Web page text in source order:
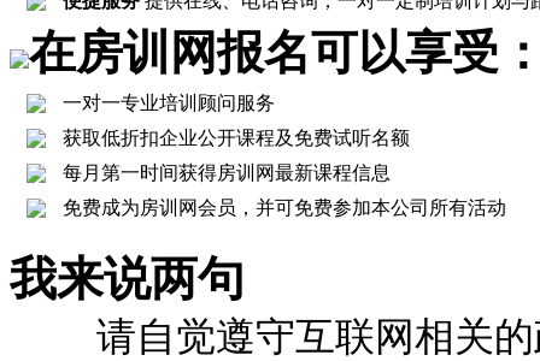
在房训网报名可以享受
一对一专业培训顾问服务
获取低折扣企业公开课程及免费试听名额
每月第一时间获得房训网最新课程信息
免费成为房训网会员，并可免费参加本公司所有活动
我来说两句
请自觉遵守互联网相关